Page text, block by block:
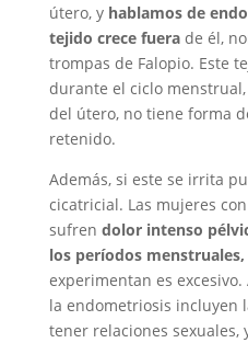
útero, y hablamos de
tejido crece fuerade él,
trompas de Falopio. Este
durante el ciclo
del útero, no tiene forma
retenido.
Además, si este se irrita
cicatricial. Las mujeres
sufren dolor intenso
los períodos menstruales,
experimentan es
la endometriosis incluyen
tener relaciones sexuales,